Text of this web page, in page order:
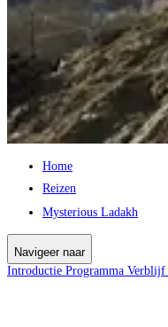
Home
Reizen
Mysterious Ladakh
Navigeer naar
Introductie Programma Verblijf